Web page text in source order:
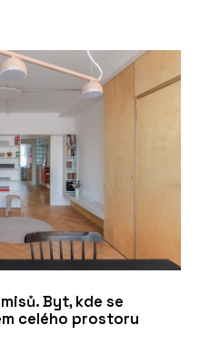
Byt, kde se
celého prostoru